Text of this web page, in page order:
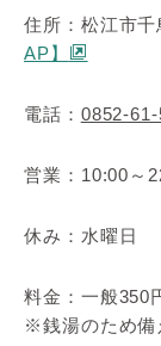
住所：松江市
AP】
電話： 0852-
営業：10:00～
休み：水曜日
料金：一般350
※銭湯のため備